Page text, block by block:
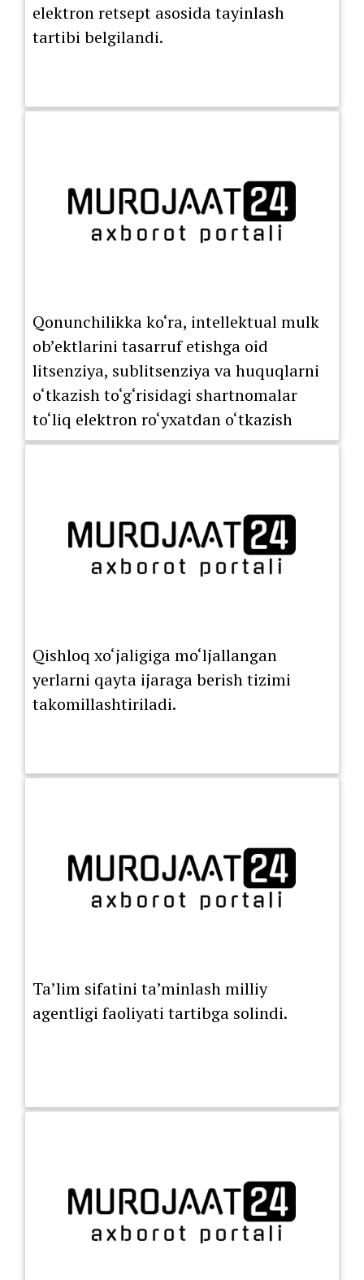
elektron retsept asosida tayinlash
tartibi belgilandi.
Qonunchilikka ko‘ra, intellektual mulk
ob’ektlarini tasarruf etishga oid
litsenziya, sublitsenziya va huquqlarni
o‘tkazish to‘g‘risidagi shartnomalar
to‘liq elektron ro‘yxatdan o‘tkazish
tartibiga o‘tkazildi.
Qishloq xo‘jaligiga mo‘ljallangan
yerlarni qayta ijaraga berish tizimi
takomillashtiriladi.
Ta’lim sifatini ta’minlash milliy
agentligi faoliyati tartibga solindi.